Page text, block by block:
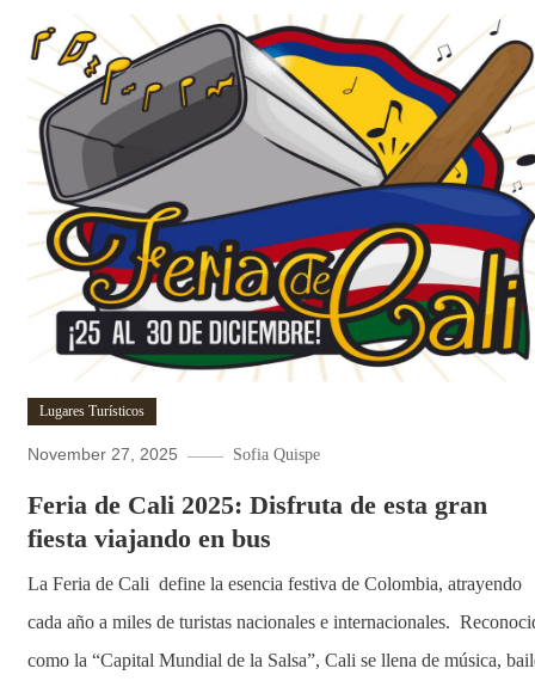
Lugares Turísticos
November 27, 2025 Sofia Quispe
Feria de Cali 2025: Disfruta de esta gran
fiesta viajando en bus
La Feria de Cali define la esencia festiva de Colombia, atrayendo
cada año a miles de turistas nacionales e internacionales.
como la “Capital Mundial de la Salsa”, Cali se llena de música,